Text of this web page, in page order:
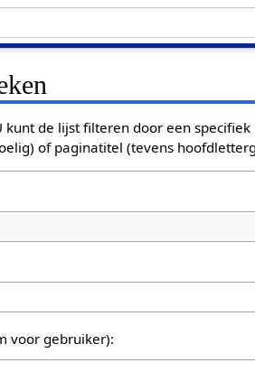
de lijst filteren door een
of paginatitel (tevens
voor gebruiker):